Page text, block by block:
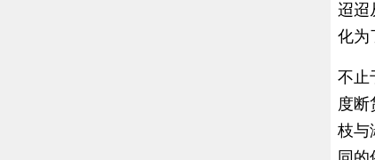
迢迢
化为
不止
度断
枝与